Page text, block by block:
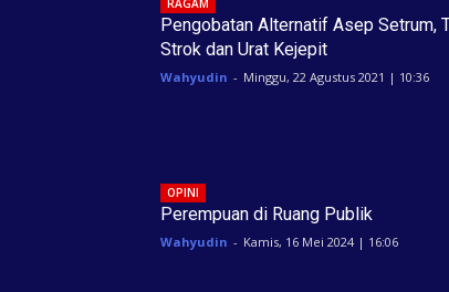
RAGAM
Pengobatan Alternatif Asep Setrum,
Strok dan Urat Kejepit
Wahyudin - Minggu, 22 Agustus 2021 | 10:36
OPINI
Perempuan di Ruang Publik
Wahyudin - Kamis, 16 Mei 2024 | 16:06